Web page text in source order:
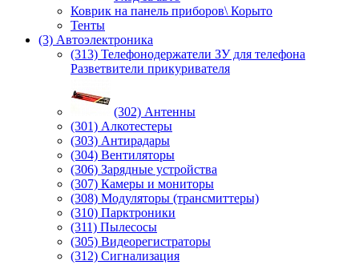
Коврик на панель приборов\ Корыто
Тенты
(3) Автоэлектроника
(313) Телефонодержатели ЗУ для телефона
Разветвители прикуривателя
(302) Антенны
(301) Алкотестеры
(303) Антирадары
(304) Вентиляторы
(306) Зарядные устройства
(307) Камеры и мониторы
(308) Модуляторы (трансмиттеры)
(310) Парктроники
(311) Пылесосы
(305) Видеорегистраторы
(312) Сигнализация